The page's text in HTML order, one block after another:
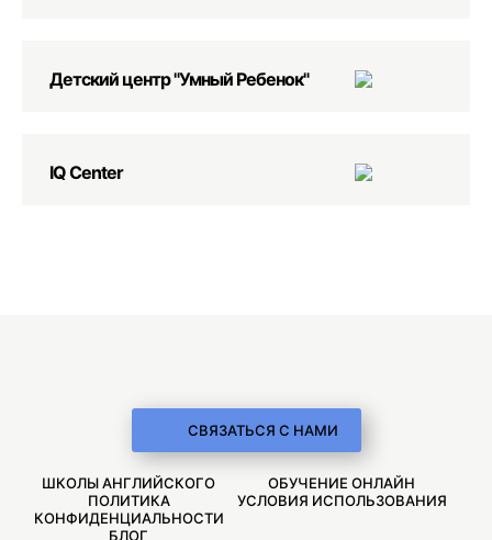
Детский центр "Умный Ребенок"
IQ Center
СВЯЗАТЬСЯ С НАМИ
ШКОЛЫ АНГЛИЙСКОГО
ОБУЧЕНИЕ ОНЛАЙН
ПОЛИТИКА
КОНФИДЕНЦИАЛЬНОСТИ
УСЛОВИЯ ИСПОЛЬЗОВАНИЯ
БЛОГ